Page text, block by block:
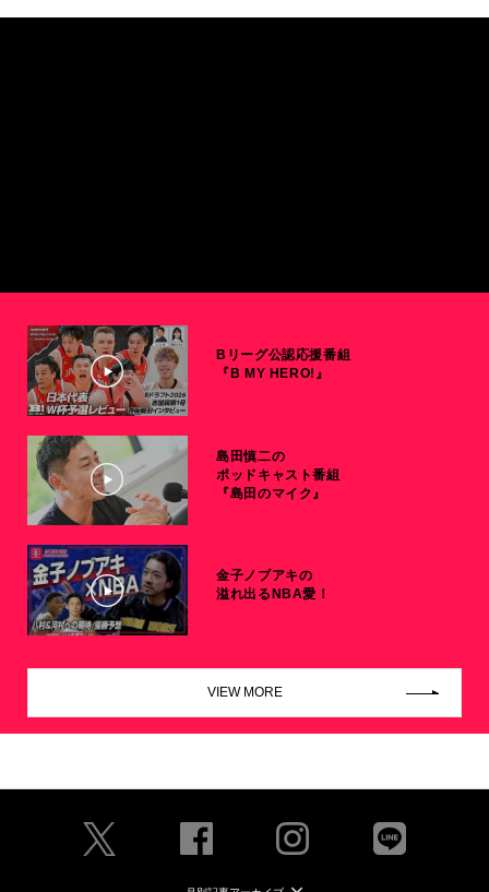
Bリーグ公認応援番組
『B MY HERO!』
島田慎二の
ポッドキャスト番組
『島田のマイク』
金子ノブアキの
溢れ出るNBA愛！
VIEW MORE